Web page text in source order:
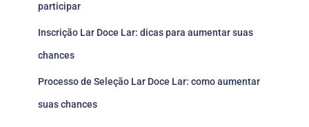
participar
Inscrição Lar Doce Lar: dicas para aumentar suas
chances
Processo de Seleção Lar Doce Lar: como aumentar
suas chances